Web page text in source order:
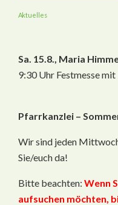
Aktuelles
Sa. 15.8., Maria
9:30 Uhr Festmesse
Pfarrkanzlei –
Wir sind jeden
Sie/euch da!
Bitte beachten: Wenn
aufsuchen möchten,